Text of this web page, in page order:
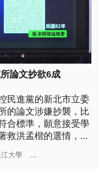
論文抄欲6成
民進黨的新北市立委
的論文涉嫌抄襲，比
合標準，願意接受學
救洪孟楷的選情，才
出現，共伊相thīn。
大學 ...